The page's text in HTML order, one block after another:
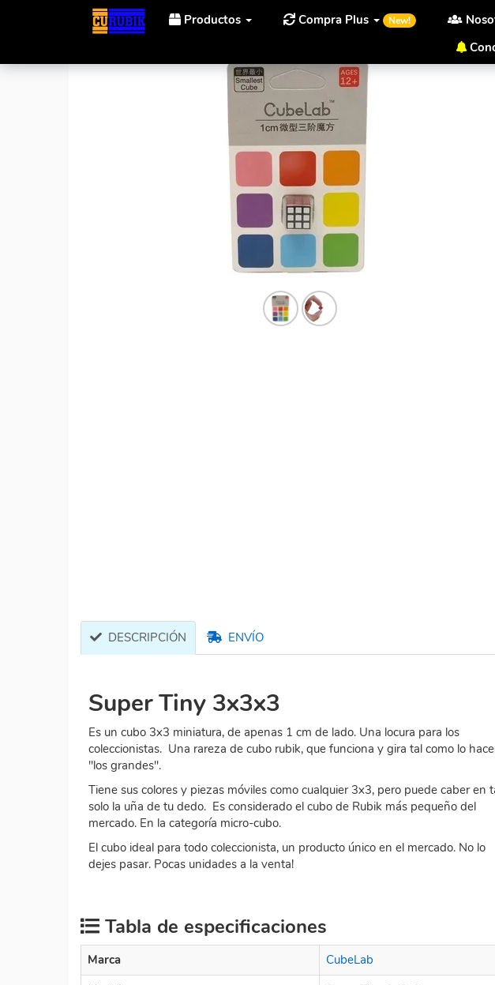
Productos Compra Plus New!
DESCRIPCIÓN ENVÍO
Super Tiny 3x3x3
Es un cubo 3x3 miniatura, de apenas 1 cm de lado. Una locura para los
coleccionistas. Una rareza de cubo rubik, que funciona y gira tal como lo
"los grandes".
Tiene sus colores y piezas móviles como cualquier 3x3, pero puede caber en
solo la uña de tu dedo. Es considerado el cubo de Rubik más pequeño del
mercado. En la categoría micro-cubo.
El cubo ideal para todo coleccionista, un producto único en el mercado. No lo
dejes pasar. Pocas unidades a la venta!
Tabla de especificaciones
Marca
CubeLab